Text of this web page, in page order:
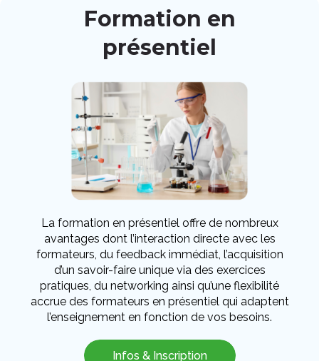
Formation en
présentiel
La formation en présentiel offre de nombreux
avantages dont l’interaction directe avec les
formateurs, du feedback immédiat, l’acquisition
d’un savoir-faire unique via des exercices
pratiques, du networking ainsi qu’une flexibilité
accrue des formateurs en présentiel qui adaptent
l’enseignement en fonction de vos besoins.
Infos & Inscription